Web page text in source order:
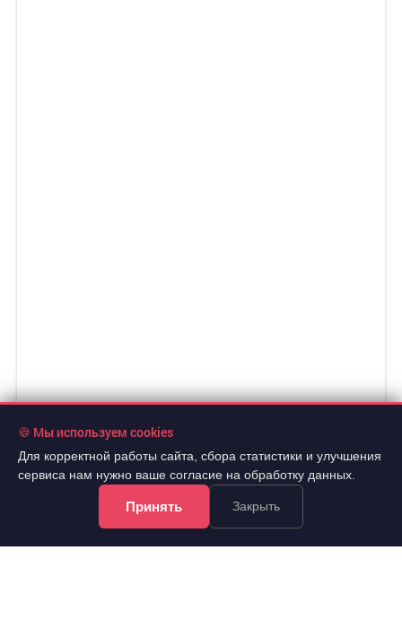
🍪 Мы используем cookies
Для корректной работы сайта, сбора статистики и улучшения
сервиса нам нужно ваше согласие на обработку данных.
Принять Закрыть